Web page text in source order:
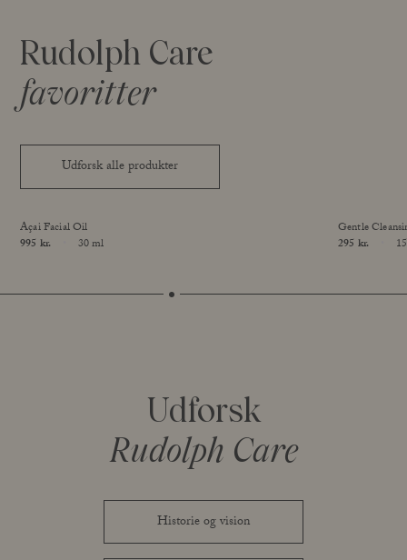
Rudolph Care
favoritter
Udforsk alle produkter
Açai Facial Oil
Price
995 kr.
30 ml
Gentle
Price
295 kr.
Udforsk
Rudolph Care
Historie og vision